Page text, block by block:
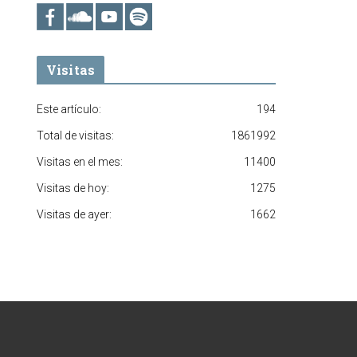
Visitas
194
Este artículo:
1861992
Total de visitas:
11400
Visitas en el mes:
1275
Visitas de hoy:
1662
Visitas de ayer: